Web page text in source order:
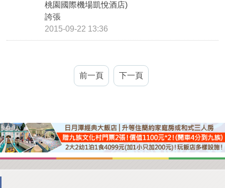
桃園國際機場凱悅酒店)
誇張
2015-09-22 13:36
前一頁 下一頁